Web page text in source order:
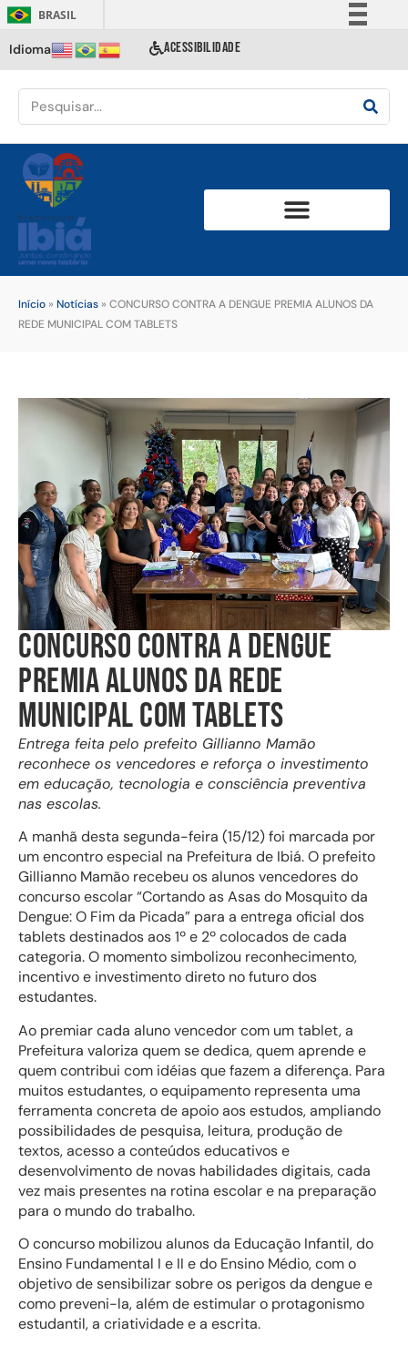
BRASIL
Comunica BR
Acesso à informação
Idioma ACESSIBILIDADE
Início » Notícias » CONCURSO CONTRA A DENGUE PREMIA ALUNOS DA
REDE MUNICIPAL COM TABLETS
CONCURSO CONTRA A DENGUE
PREMIA ALUNOS DA REDE
MUNICIPAL COM TABLETS
Entrega feita pelo prefeito Gillianno Mamão
reconhece os vencedores e reforça o investimento
em educação, tecnologia e consciência preventiva
nas escolas.
A manhã desta segunda-feira (15/12) foi marcada por
um encontro especial na Prefeitura de Ibiá. O prefeito
Gillianno Mamão recebeu os alunos vencedores do
concurso escolar “Cortando as Asas do Mosquito da
Dengue: O Fim da Picada” para a entrega oficial dos
tablets destinados aos 1º e 2º colocados de cada
categoria. O momento simbolizou reconhecimento,
incentivo e investimento direto no futuro dos
estudantes.
Ao premiar cada aluno vencedor com um tablet, a
Prefeitura valoriza quem se dedica, quem aprende e
quem contribui com idéias que fazem a diferença. Para
muitos estudantes, o equipamento representa uma
ferramenta concreta de apoio aos estudos, ampliando
possibilidades de pesquisa, leitura, produção de
textos, acesso a conteúdos educativos e
desenvolvimento de novas habilidades digitais, cada
vez mais presentes na rotina escolar e na preparação
para o mundo do trabalho.
O concurso mobilizou alunos da Educação Infantil, do
Ensino Fundamental I e II e do Ensino Médio, com o
objetivo de sensibilizar sobre os perigos da dengue e
como preveni-la, além de estimular o protagonismo
estudantil, a criatividade e a escrita.